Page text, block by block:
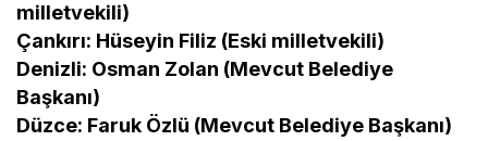
milletvekili)
Çankırı: Hüseyin Filiz (Eski milletvekili)
Denizli: Osman Zolan (Mevcut Belediye
Başkanı)
Düzce: Faruk Özlü (Mevcut Belediye Başkanı)